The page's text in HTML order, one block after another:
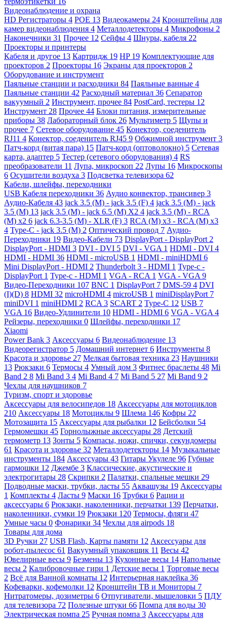
Видеонаблюдение и охрана
HD Регистраторы 4 POE 13 Видеокамеры 24 Кронштейны для
камер видеонаблюдения 4 Металлодетекторы 4 Микрофоны 2
Наконечники 31 Прочее 12 Сейфы 4 Шнуры, кабеля 22
Проекторы и принтеры
Кабеля и другое 13 Картридж 19 HP 19 Комплектующие для
проекторов 2 Проекторы 16 Экраны для проекторов 2
Оборудование и инструмент
Паяльные станции и расходники 84 Паяльные ванные 4
Паяльные станции 42 Расходный материал 36 Сепаратор
вакуумный 2 Инструмент, прочее 84 PostCard, тестеры 12
Инструмент 28 Прочее 44 Блоки питания, измерительные
приборы 38 Лабораторный блок 26 Мультиметр 5 Щупы и
прочее 7 Сетевое оборудование 45 Конектор, соеденитель
RJ11 4 Конектор, соеденитель RJ45 9 Обжимной инструмент 3
Патч-корд (витая пара) 15 Патч-корд (оптоволокно) 5 Сетевая
карта, адаптер 5 Тестер (сетевого оборудования) 4 RS
преобразователи 11 Лупа, микроскоп 22 Лупы 16 Микроскопы
6 Осушители воздуха 3 Подсветка телевизора 62
Кабели, шлейфы, переходники
USB Кабеля переходники 36 Аудио конвектор, трансивер 3
Аудио-Кабеля 43 jack 3.5 (M) - jack 3.5 (F) 4 jack 3.5 (M) - jack
3.5 (M) 13 jack 3.5 (M) - jack 6.5 (M) X2 4 jack 3.5 (M) - RCA
(M) x2 6 jack 6.3-3.5 (M) - XLR (F) 3 RCA (M) x3 - RCA (M) x3
4 Type-C - jack 3.5 (M) 2 Оптический провод 7 Аудио-
Переходники 19 Видео-Кабели 73 DisplayPort - DisplayPort 2
DisplayPort - HDMI 3 DVI - DVI 5 DVI - VGA 1 HDMI - DVI 4
HDMI - HDMI 36 HDMI - microUSB 1 HDMI - miniHDMI 6
Mini DisplayPort - HDMI 2 Thunderbolt 3 - HDMI 1 Type-c -
DisplayPort 1 Type-c - HDMI 1 VGA - RCA 1 VGA - VGA 9
Видео-Переходники 107 BNC 1 DisplayPort 7 DMS-59 4 DVI
(I)(D) 8 HDMI 32 microHDMI 4 microUSB 1 miniDisplayPort 7
miniDVI 1 miniHDMI 2 RCA 3 SCART 2 Type-C 12 USB 7
VGA 16 Видео-Удлинители 10 HDMI - HDMI 6 VGA - VGA 4
Рейзеры, переходники 0 Шлейфы, переходники 17
Xiaomi
Power Bank 3 Аксессуары 6 Видеонаблюдение 13
Видеорегистратор 5 Домашний интернет 6 Инструменты 8
Красота и здоровье 27 Мелкая бытовая техника 23 Наушники
13 Рюкзаки 6 Термосы 4 Умный дом 3 Фитнес браслеты 48 Mi
Band 2 8 Mi Band 3 4 Mi Band 4 7 Mi Band 5 27 Mi Band 9 2
Чехлы для наушников 7
Туризм, спорт и здоровье
Аксессуары для велосипедов 18 Аксессуары для мотоциклов
210 Аксессуары 18 Мотоциклы 9 Шлема 146 Кофры 22
Мотозащита 15 Аксессуары для рыбалки 12 Бейсболки 54
Гермомешки 45 Горнолыжные аксессуары 28 Детский
термометр 13 Зонты 5 Компасы, ножи, спички, секундомеры
61 Красота и здоровье 32 Металлодетекторы 14 Музыкальные
инструменты 184 Аксессуары 43 Гитары Укулеле 96 Губные
гармошки 12 Джембе 3 Классические, акустические и
электрогитары 28 Скрипки 2 Палатки, спальные мешки 29
Подводные маски, трубки, ласты 55 Аквашузы 19 Аксессуары
1 Комплекты 4 Ласты 9 Маски 16 Трубки 6 Рации и
аксессуары 6 Рюкзаки, наколенники, перчатки 139 Перчатки,
наколенники, сумки 19 Рюкзаки 120 Термосы, фляги 47
Умные часы 0 Фонарики 34 Чехлы для airpods 18
Товары для дома
3D Ручки 27 USB Flash, Карты памяти 12 Аксессуары для
робот-пылесос 61 Вакуумный упаковщик 11 Весы 42
Ювелирные весы 9 Безмены 13 Кухонные весы 14 Напольные
весы 2 Калибровочные гири 1 Детские весы 1 Торговые весы
2 Всё для Ванной комнаты 12 Интерьерная наклейка 36
Кофеварки, кофемолки 12 Кронштейн ТВ и Мониторы 7
Нитратомеры, дозиметры 6 Отпугиватели, мышеловки 5 ПДУ
для телевизора 72 Полезные штуки 66 Помпа для воды 30
Электрическая помпа 25 Ручная помпа 3 Аксессуары для